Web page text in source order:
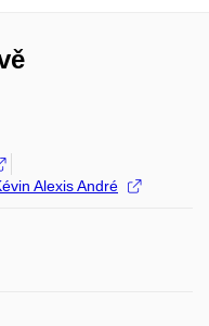
Alexis André